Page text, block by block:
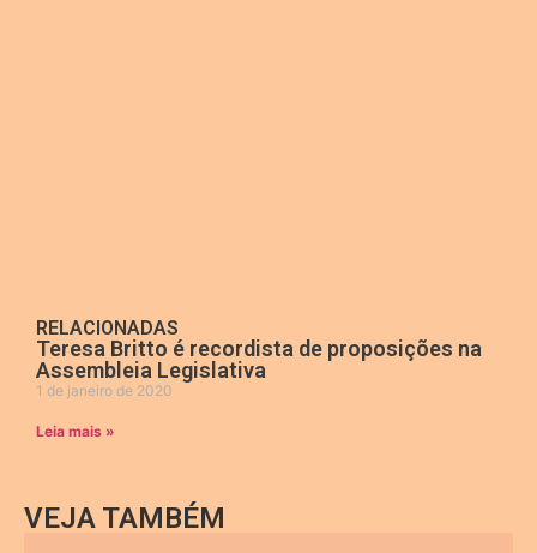
RELACIONADAS
Teresa Britto é recordista de proposições na
Assembleia Legislativa
1 de janeiro de 2020
Leia mais »
VEJA TAMBÉM